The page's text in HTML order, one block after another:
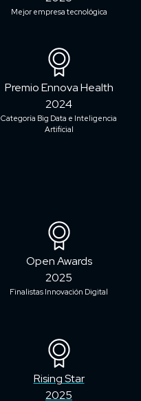
Mejor empresa tecnológica
Premio Ennova Health
2024
Categoría Big Data e Inteligencia
Artificial
Open Awards
2025
Finalistas Innovación Digital
Rising Star
2025